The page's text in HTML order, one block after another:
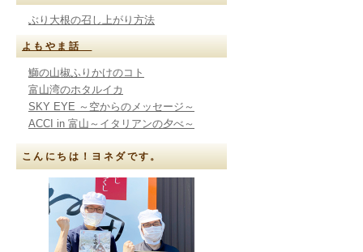
ぶり大根の召し上がり方法
よもやま話
鰤の山椒ふりかけのコト
富山湾のホタルイカ
SKY EYE ～空からのメッセージ～
ACCI in 富山～イタリアンの夕べ～
こんにちは！ヨネダです。